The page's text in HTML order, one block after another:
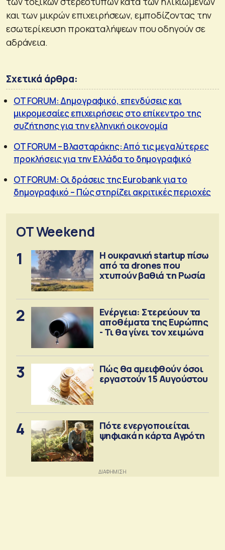
και των μικρών επιχειρήσεων, εμποδίζοντας την
εσωτερίκευση προκαταλήψεων που οδηγούν σε
αδράνεια.
Σχετικά άρθρα:
OT FORUM: Δημογραφικό, επενδύσεις και
μικρομεσαίες επιχειρήσεις στο επίκεντρο της
συζήτησης για την ελληνική οικονομία
OT FORUM – Βλασταράκης: Από τις μεγαλύτερες
προκλήσεις για την Ελλάδα το δημογραφικό
OT FORUM: Οι δράσεις της Eurobank για το
δημογραφικό – Πώς στηρίζει ακριτικές περιοχές
OT Weekend
1
Η ουκρανική startup πίσω
από τα drones που
χτυπούν βαθιά τη Ρωσία
2
Ενέργεια: Στερεύουν τα
αποθέματα της Ευρώπης
- Τι θα γίνει τον χειμώνα
3
Πώς θα αμειφθούν όσοι
εργαστούν 15 Αυγούστου
4
Πότε ενεργοποιείται
ψηφιακά η κάρτα Αγρότη